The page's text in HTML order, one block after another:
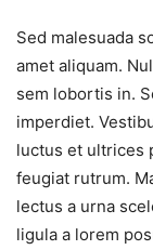
Sed malesuada
amet aliquam.
sem lobortis in.
imperdiet.
luctus et ultrices
feugiat rutrum.
lectus a urna
ligula a lorem